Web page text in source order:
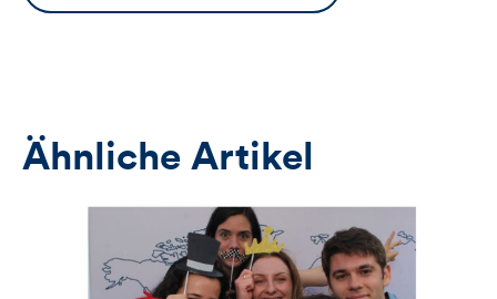
Button
Ähnliche Artikel